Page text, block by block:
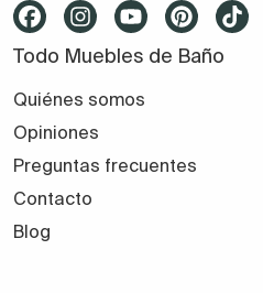
Todo Muebles de Baño
Quiénes somos
Opiniones
Preguntas frecuentes
Contacto
Blog